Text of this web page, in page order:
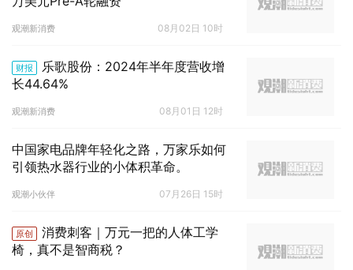
观潮新消费 08月02日 10时
财报
乐歌股份：2024年半年度营收增
长44.64%
观潮新消费 08月01日 12时
中国家电品牌年轻化之路，万家乐如何
引领热水器行业的小体积革命。
观潮小伙伴 07月26日 15时
原创
消费刺客｜万元一把的人体工学
椅，真不是智商税？